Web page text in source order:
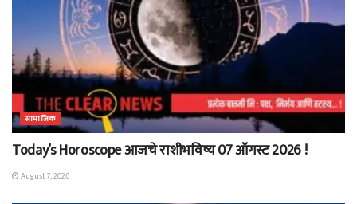
सामाजिक
Today’s Horoscope आजचे राशीभविष्य 07 ऑगस्ट 2026 !
August 7, 2026